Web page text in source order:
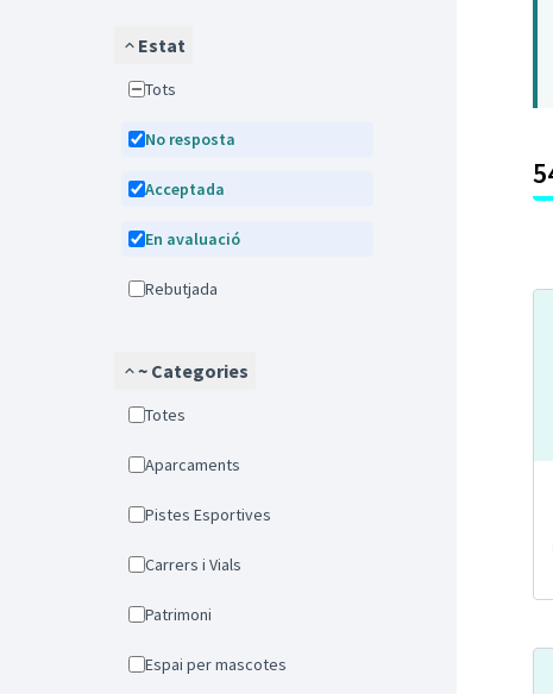
Estat
Tots
No resposta
Acceptada
En avaluació
Rebutjada
~ Categories
Totes
Aparcaments
Pistes Esportives
Carrers i Vials
Patrimoni
Espai per mascotes